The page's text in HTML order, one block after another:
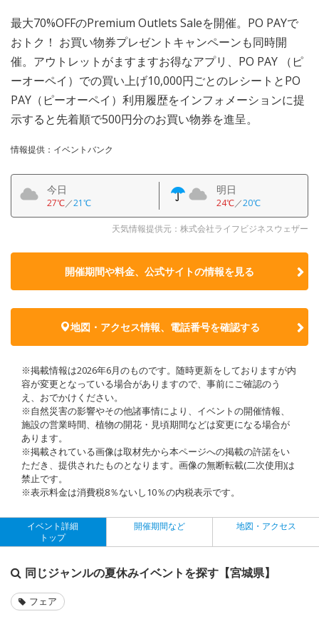
最大70%OFFのPremium Outlets Saleを開催。PO PAYで
おトク！ お買い物券プレゼントキャンペーンも同時開
催。アウトレットがますますお得なアプリ、PO PAY （ピ
ーオーペイ）での買い上げ10,000円ごとのレシートとPO
PAY（ピーオーペイ）利用履歴をインフォメーションに提
示すると先着順で500円分のお買い物券を進呈。
情報提供：イベントバンク
今日
27℃／21℃
明日
24℃／20℃
天気情報提供元：株式会社ライフビジネスウェザー
開催期間や料金、公式サイトの情報を見る
地図・アクセス情報、電話番号を確認する
※掲載情報は2026年6月のものです。随時更新をしておりますが内
容が変更となっている場合がありますので、事前にご確認のう
え、おでかけください。
※自然災害の影響やその他諸事情により、イベントの開催情報、
施設の営業時間、植物の開花・見頃期間などは変更になる場合が
あります。
※掲載されている画像は取材先から本ページへの掲載の許諾をい
ただき、提供されたものとなります。画像の無断転載(二次使用)は
禁止です。
※表示料金は消費税8％ないし10％の内税表示です。
イベント詳細
トップ
開催期間など 地図・アクセス
同じジャンルの夏休みイベントを探す【宮城県】
フェア